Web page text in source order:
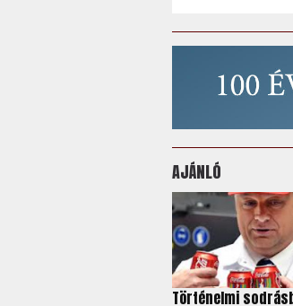
AJÁNLÓ
Történelmi